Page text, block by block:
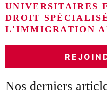
UNIVERSITAIRES
DROIT
L'IMMIGRATION
Nos derniers